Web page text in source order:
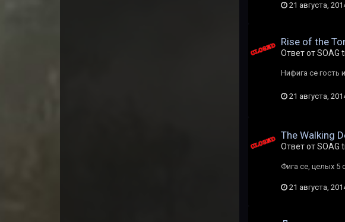
21 августа,
Rise of the
Ответ от SOAG
Нифига се гость
21 августа,
The Walking
Ответ от SOAG
Фига се, целых 5
21 августа,